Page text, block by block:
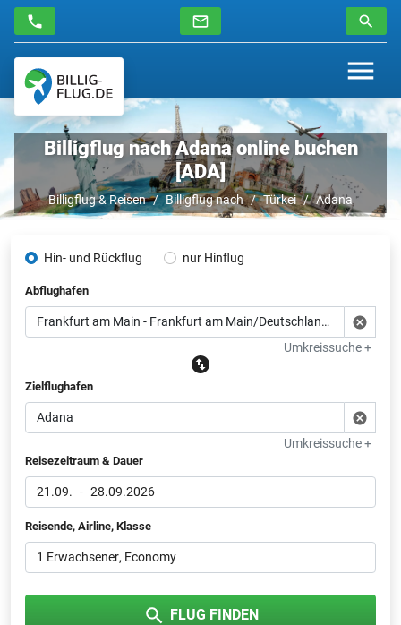
Billigflug nach Adana online buchen
[ADA]
Billigflug & Reisen Billigflug nach Türkei Adana
Hin- und Rückflug nur Hinflug
Abflughafen
Umkreissuche +
Zielflughafen
Umkreissuche +
Reisezeitraum & Dauer
21.09. - 28.09.2026
Reisende, Airline, Klasse
1 Erwachsener, Economy
FLUG FINDEN